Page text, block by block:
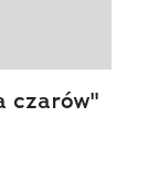
czarów"